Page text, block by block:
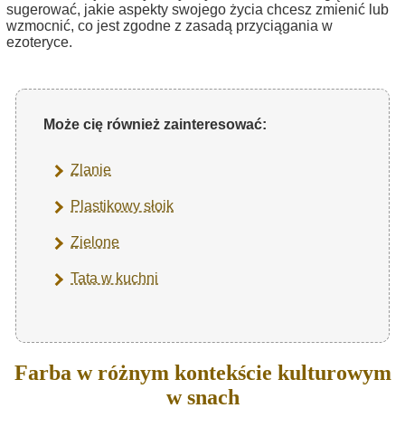
sugerować, jakie aspekty swojego życia chcesz zmienić lub
wzmocnić, co jest zgodne z zasadą przyciągania w
ezoteryce.
Może cię również zainteresować:
Zlanie
Plastikowy słoik
Zielone
Tata w kuchni
Farba w różnym kontekście kulturowym
w snach